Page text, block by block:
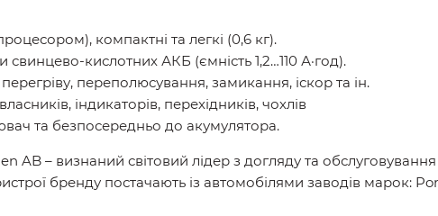
компактні та легкі (0,6 кг).
кислотних АКБ (ємність 1,2…110 А·год).
переполюсування, замикання, іскор та ін.
індикаторів, перехідників, чохлів
та безпосередньо до акумулятора.
AB – визнаний світовий лідер з догляду та
бренду постачають із автомобілями заводів марок: